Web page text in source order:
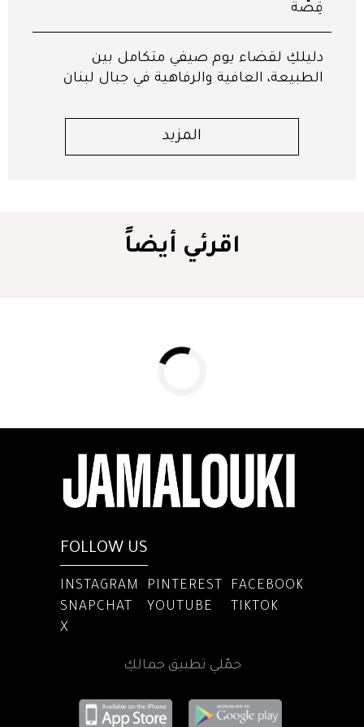
قِصّة
دليلكِ لقضاء يوم صيفي متكامل بين
الطبيعة، العافية والرفاهية في جبال لبنان
المزيد
اقرئي أيضاً
FOLLOW US
INSTAGRAM PINTEREST
FACEBOOK
SNAPCHAT
YOUTUBE
TIKTOK
X
حمّلي تطبيق جمالكِ